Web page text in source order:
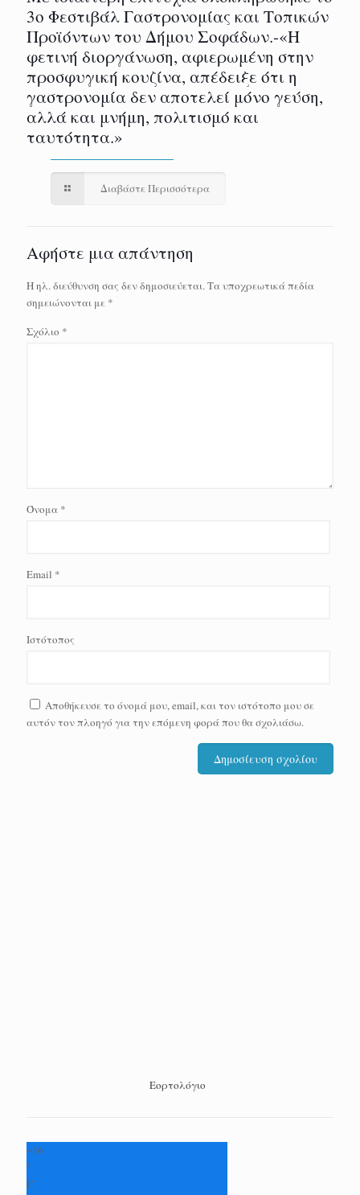
3ο Φεστιβάλ Γαστρονομίας και Τοπικών
Προϊόντων του Δήμου Σοφάδων.-«Η
φετινή διοργάνωση, αφιερωμένη στην
προσφυγική κουζίνα, απέδειξε ότι η
γαστρονομία δεν αποτελεί μόνο γεύση,
αλλά και μνήμη, πολιτισμό και
ταυτότητα.»
Διαβάστε Περισσότερα
Αφήστε μια απάντηση
Η ηλ. διεύθυνση σας δεν δημοσιεύεται.Τα υποχρεωτικά πεδία
σημειώνονται με *
Σχόλιο *
Όνομα *
Email *
Ιστότοπος
Αποθήκευσε το όνομά μου, email, και τον ιστότοπο μου σε
αυτόν τον πλοηγό για την επόμενη φορά που θα σχολιάσω.
Εορτολόγιο
+36
°
C